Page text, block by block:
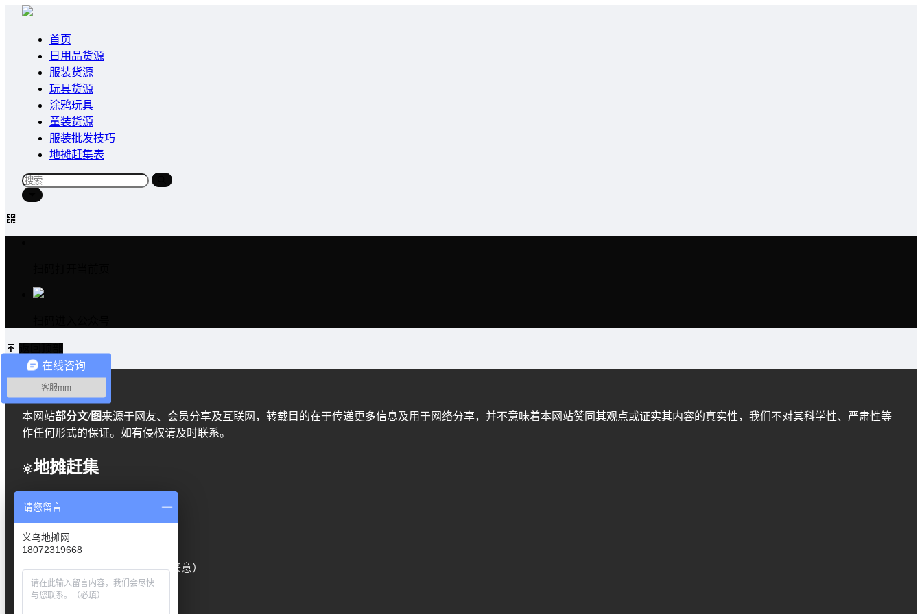
首页
日用品货源
服装货源
玩具货源
涂鸦玩具
童装货源
服装批发技巧
地摊赶集表
免责声明
本网站部分文/图来源于网友、会员分享及互联网，转载目的在于传递更多信息及用于网络分享，并不意味着本网站赞同其观点或证实其内容的真实性，我们不对其科学性、严肃性等
作任何形式的保证。如有侵权请及时联系。
地摊赶集
地摊赶集表
广告合作
合作电话：15088263789（注明来意）
地摊网站查询
在线咨询
客服mm
请您留言
义乌地摊网
18072319668